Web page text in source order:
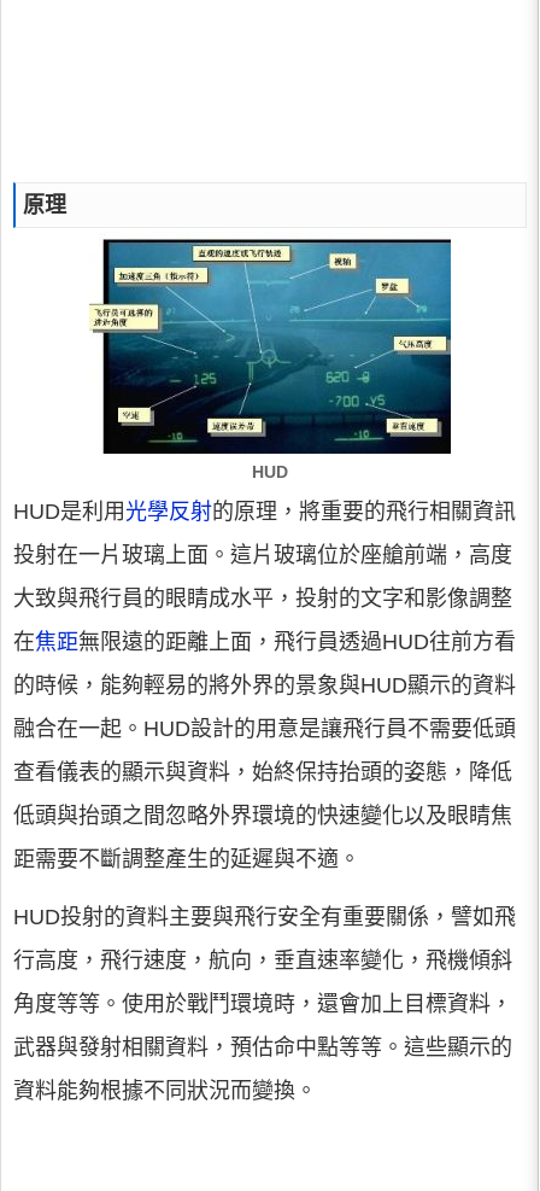
原理
HUD
HUD是利用 光學反射的原理，將重要的飛行相關資訊
投射在一片玻璃上面。這片玻璃位於座艙前端，高度
大致與飛行員的眼睛成水平，投射的文字和影像調整
在焦距無限遠的距離上面，飛行員透過HUD往前方看
的時候，能夠輕易的將外界的景象與HUD顯示的資料
融合在一起。HUD設計的用意是讓飛行員不需要低頭
查看儀表的顯示與資料，始終保持抬頭的姿態，降低
低頭與抬頭之間忽略外界環境的快速變化以及眼睛焦
距需要不斷調整產生的延遲與不適。
HUD投射的資料主要與飛行安全有重要關係，譬如飛
行高度，飛行速度，航向，垂直速率變化，飛機傾斜
角度等等。使用於戰鬥環境時，還會加上目標資料，
武器與發射相關資料，預估命中點等等。這些顯示的
資料能夠根據不同狀況而變換。